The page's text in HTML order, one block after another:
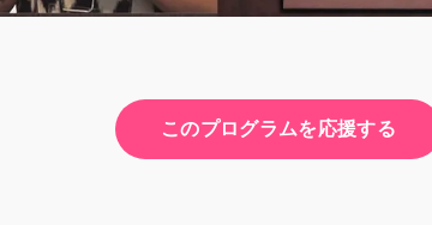
このプログラムを応援する